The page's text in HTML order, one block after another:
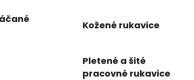
Kožené rukavice
Pletené a šité
pracovné rukavice